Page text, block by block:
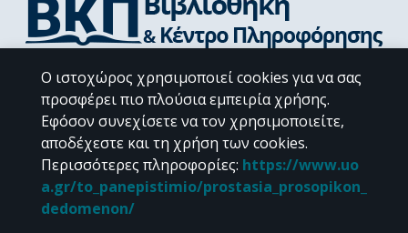
Διεύθυνση Βιβλιοθήκης & Κέντρου Πληροφόρησης
Βιβλιοθήκες Σχολών του ΕΚΠΑ
Υπολογιστικό Κέντρο Βιβλιοθηκών
Επικοινωνία / Helpdesk
Ο ιστοχώρος χρησιμοποιεί cookies για να σας
προσφέρει πιο πλούσια εμπειρία χρήσης.
Εφόσον συνεχίσετε να τον χρησιμοποιείτε,
αποδέχεστε και τη χρήση των cookies.
Περισσότερες πληροφορίες: https://www.uo
a.gr/to_panepistimio/prostasia_prosopikon_
dedomenon/